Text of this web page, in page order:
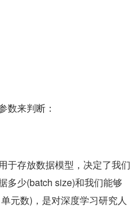
数来判断：
于存放数据模型，决定了我们
多少(batch size)和我们能够
元数)，是对深度学习研究人